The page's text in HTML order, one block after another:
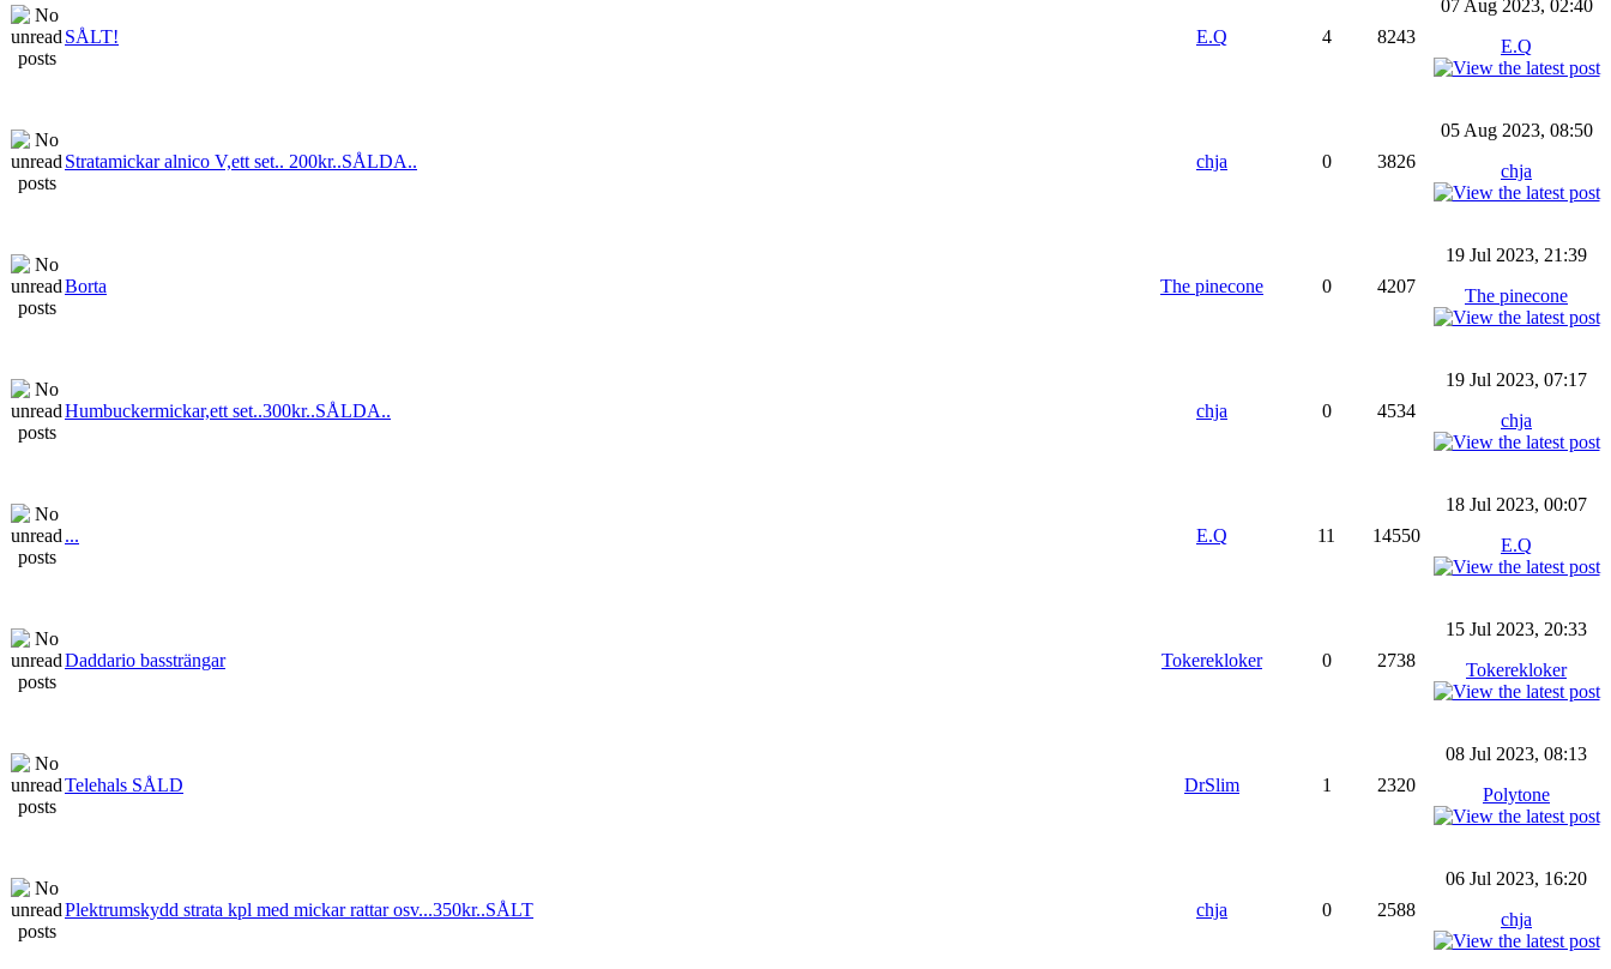
SÅLT! E.Q 4 8243
07 Aug 2023, 02:40
E.Q
Stratamickar alnico V,ett set.. 200kr..SÅLDA.. chja 0 3826
05 Aug 2023, 08:50
chja
Borta The pinecone 0 4207
19 Jul 2023, 21:39
The pinecone
Humbuckermickar,ett set..300kr..SÅLDA.. chja 0 4534
19 Jul 2023, 07:17
chja
... E.Q 11 14550
18 Jul 2023, 00:07
E.Q
Daddario bassträngar Tokerekloker 0 2738
15 Jul 2023, 20:33
Tokerekloker
Telehals SÅLD DrSlim 1 2320
08 Jul 2023, 08:13
Polytone
Plektrumskydd strata kpl med mickar rattar osv...350kr..SÅLT chja 0 2588
06 Jul 2023, 16:20
chja